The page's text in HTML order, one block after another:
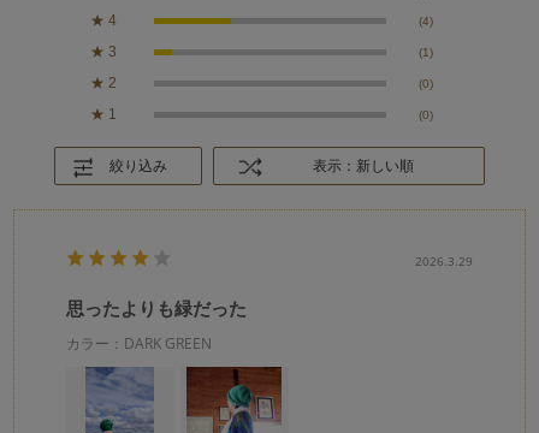
★ 4 (4)
★ 3 (1)
★ 2 (0)
★ 1 (0)
絞り込み 表示：新しい順
2026.3.29
思ったよりも緑だった
カラー：DARK GREEN